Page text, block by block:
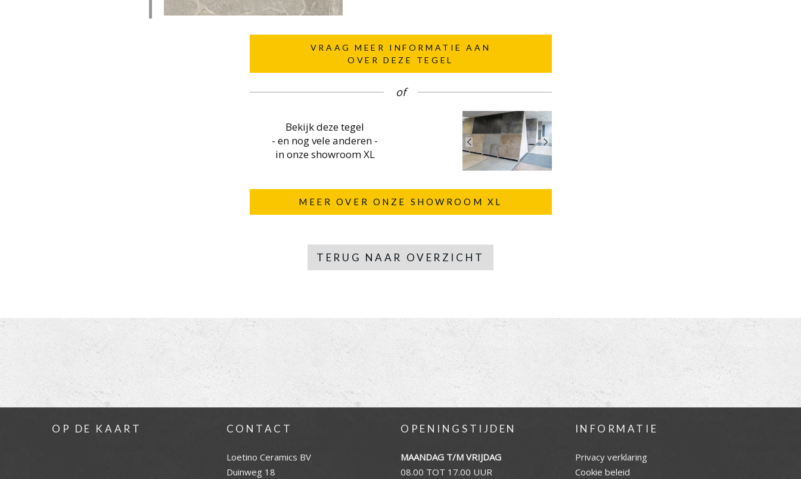
VRAAG MEER INFORMATIE AAN
OVER DEZE TEGEL
of
Bekijk deze tegel
- en nog vele anderen -
in onze showroom XL
MEER OVER ONZE SHOWROOM XL
TERUG NAAR OVERZICHT
OP DE KAART CONTACT
Loetino Ceramics BV
Duinweg 18
OPENINGSTIJDEN
MAANDAG T/M VRIJDAG
08.00 TOT 17.00 UUR
INFORMATIE
Privacy verklaring
Cookie beleid